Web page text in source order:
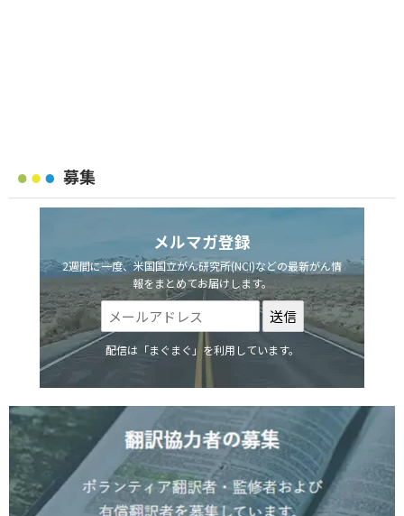
募集
メルマガ登録
2週間に一度、米国国立がん研究所(NCI)などの最新がん情
報をまとめてお届けします。
配信は「まぐまぐ」を利用しています。